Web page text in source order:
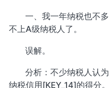
一、我一年纳税也不
不上A级纳税人了。
误解。
分析：不少纳税人认
纳税信用[KEY_14]的得分